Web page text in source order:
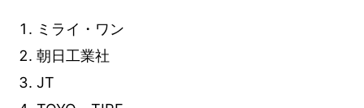
ミライ・ワン
朝日工業社
JT